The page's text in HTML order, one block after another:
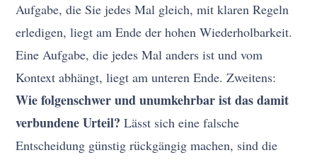
Aufgabe, die Sie jedes Mal gleich, mit klaren Regeln
erledigen, liegt am Ende der hohen Wiederholbarkeit.
Eine Aufgabe, die jedes Mal anders ist und vom
Kontext abhängt, liegt am unteren Ende. Zweitens:
Wie folgenschwer und unumkehrbar ist das damit
verbundene Urteil? Lässt sich eine falsche
Entscheidung günstig rückgängig machen, sind die